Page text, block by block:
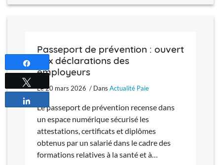
Passeport de prévention : ouvert
aux déclarations des
employeurs
Le 20 mars 2026 / Dans Actualité Paie
Le passeport de prévention recense dans
un espace numérique sécurisé les
attestations, certificats et diplômes
obtenus par un salarié dans le cadre des
formations relatives à la santé et à…
Partagez